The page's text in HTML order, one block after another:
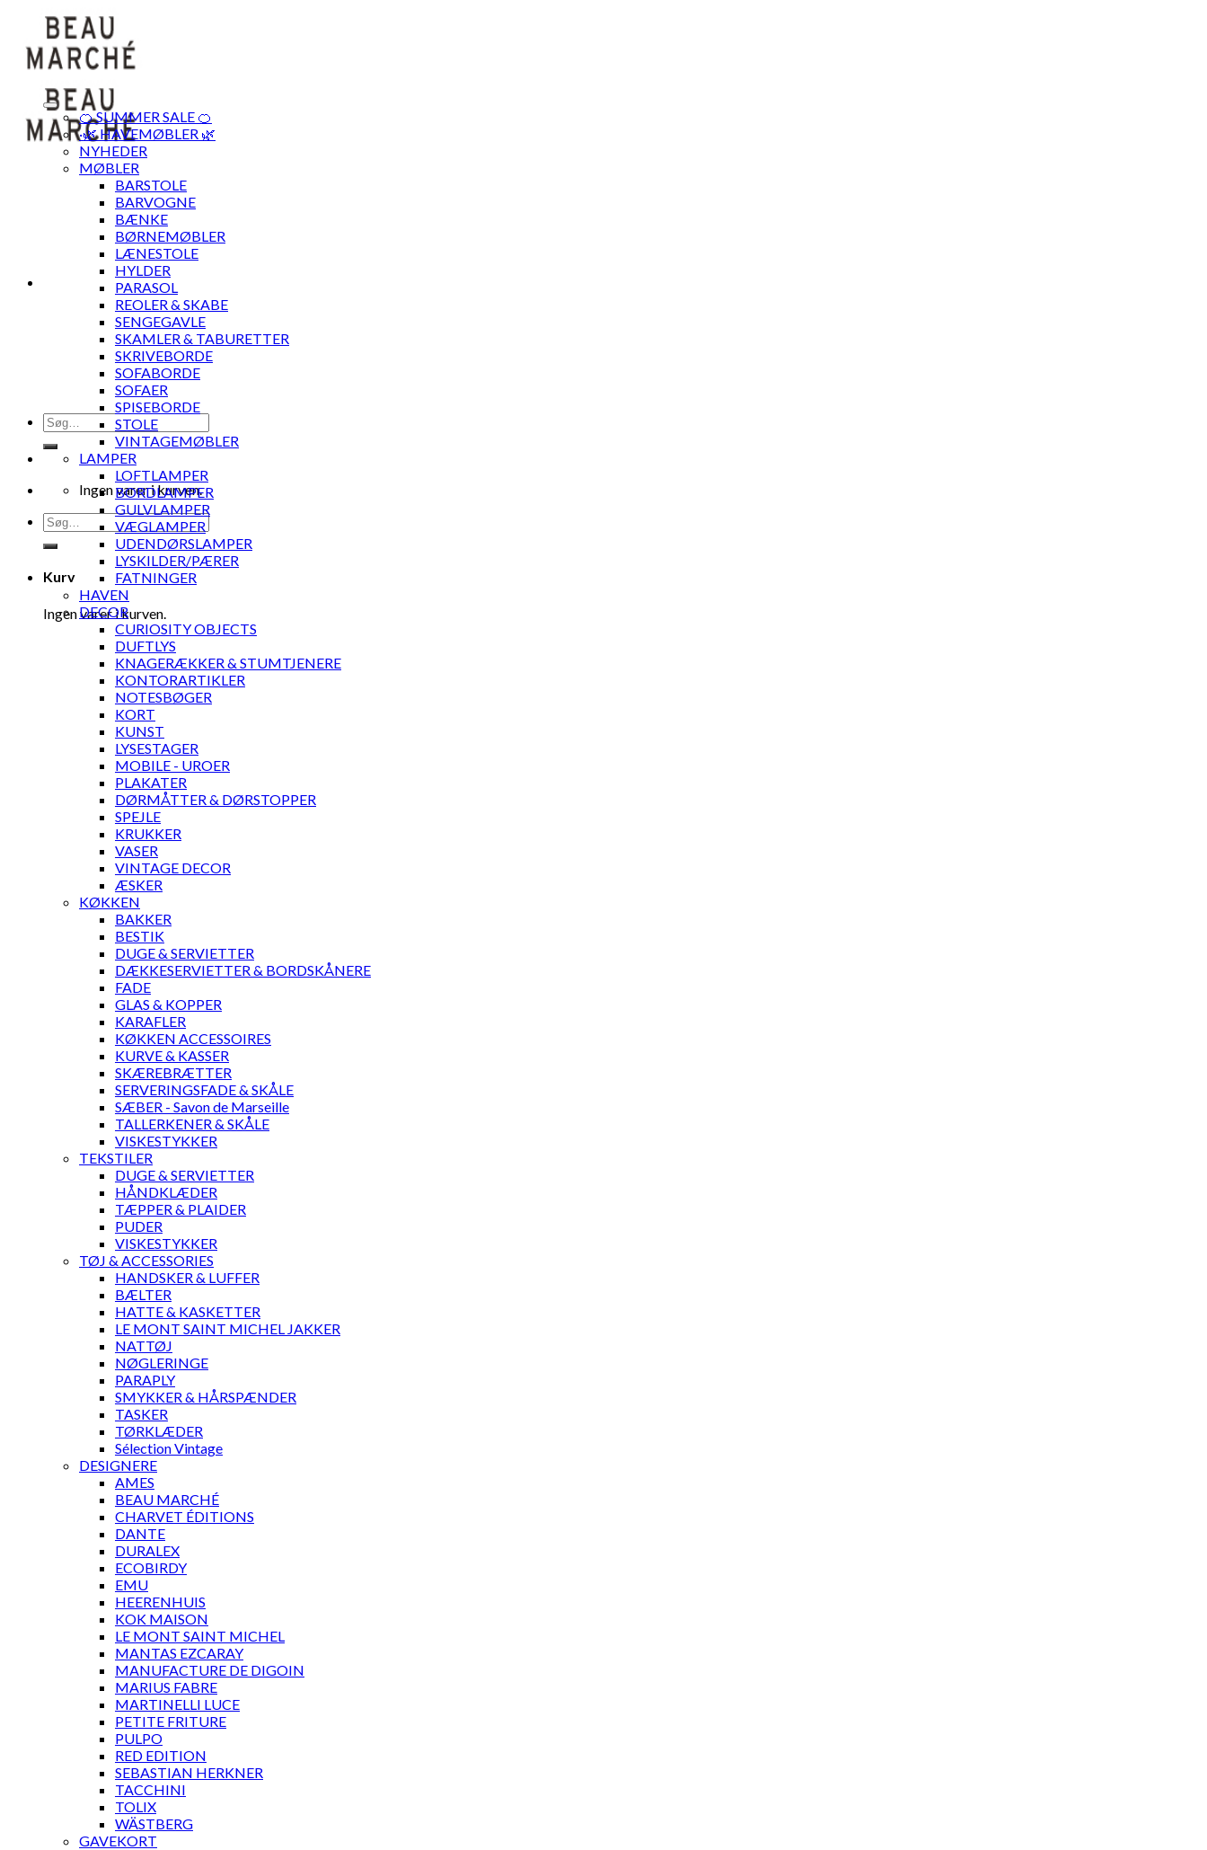
content
Søg
efter:
Ingen varer i kurven.
Søg
efter:
Kurv
Ingen varer i kurven.
🍊 SUMMER SALE 🍊
·🌿 HAVEMØBLER 🌿
NYHEDER
MØBLER
BARSTOLE
BARVOGNE
BÆNKE
BØRNEMØBLER
LÆNESTOLE
HYLDER
PARASOL
REOLER & SKABE
SENGEGAVLE
SKAMLER & TABURETTER
SKRIVEBORDE
SOFABORDE
SOFAER
SPISEBORDE
STOLE
VINTAGEMØBLER
LAMPER
LOFTLAMPER
BORDLAMPER
GULVLAMPER
VÆGLAMPER
UDENDØRSLAMPER
LYSKILDER/PÆRER
FATNINGER
HAVEN
DECOR
CURIOSITY OBJECTS
DUFTLYS
KNAGERÆKKER & STUMTJENERE
KONTORARTIKLER
NOTESBØGER
KORT
KUNST
LYSESTAGER
MOBILE - UROER
PLAKATER
DØRMÅTTER & DØRSTOPPER
SPEJLE
KRUKKER
VASER
VINTAGE DECOR
ÆSKER
KØKKEN
BAKKER
BESTIK
DUGE & SERVIETTER
DÆKKESERVIETTER & BORDSKÅNERE
FADE
GLAS & KOPPER
KARAFLER
KØKKEN ACCESSOIRES
KURVE & KASSER
SKÆREBRÆTTER
SERVERINGSFADE & SKÅLE
SÆBER - Savon de Marseille
TALLERKENER & SKÅLE
VISKESTYKKER
TEKSTILER
DUGE & SERVIETTER
HÅNDKLÆDER
TÆPPER & PLAIDER
PUDER
VISKESTYKKER
TØJ & ACCESSORIES
HANDSKER & LUFFER
BÆLTER
HATTE & KASKETTER
LE MONT SAINT MICHEL JAKKER
NATTØJ
NØGLERINGE
PARAPLY
SMYKKER & HÅRSPÆNDER
TASKER
TØRKLÆDER
Sélection Vintage
DESIGNERE
AMES
BEAU MARCHÉ
CHARVET ÉDITIONS
DANTE
DURALEX
ECOBIRDY
EMU
HEERENHUIS
KOK MAISON
LE MONT SAINT MICHEL
MANTAS EZCARAY
MANUFACTURE DE DIGOIN
MARIUS FABRE
MARTINELLI LUCE
PETITE FRITURE
PULPO
RED EDITION
SEBASTIAN HERKNER
TACCHINI
TOLIX
WÄSTBERG
GAVEKORT